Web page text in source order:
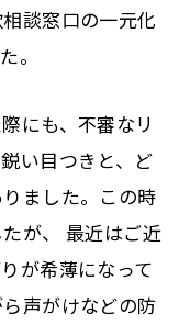
談窓口の一元化
。
にも、不審なリ
い目つきと、ど
ました。この時
が、 最近はご近
が希薄になって
声がけなどの防